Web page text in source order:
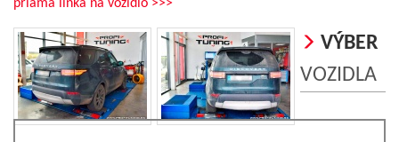
priama linka na vozidlo >>>
VÝBER
VOZIDLA